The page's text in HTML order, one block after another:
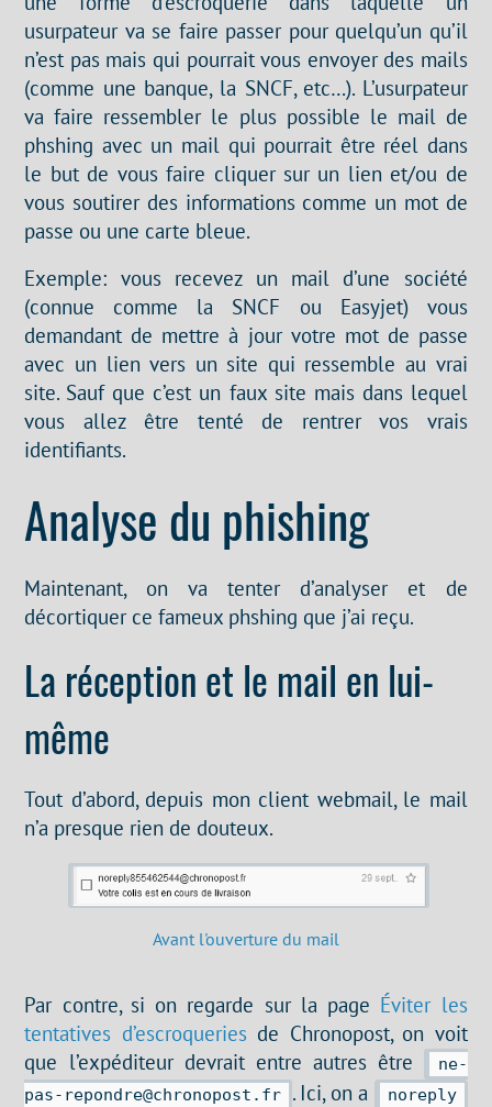
usurpateur va se faire passer pour quelqu’un qu’il
n’est pas mais qui pourrait vous envoyer des mails
(comme une banque, la SNCF, etc…). L’usurpateur
va faire ressembler le plus possible le mail de
phshing avec un mail qui pourrait être réel dans
le but de vous faire cliquer sur un lien et/ou de
vous soutirer des informations comme un mot de
passe ou une carte bleue.
Exemple: vous recevez un mail d’une société
(connue comme la SNCF ou Easyjet) vous
demandant de mettre à jour votre mot de passe
avec un lien vers un site qui ressemble au vrai
site. Sauf que c’est un faux site mais dans lequel
vous allez être tenté de rentrer vos vrais
identifiants.
Analyse du phishing
Maintenant, on va tenter d’analyser et de
décortiquer ce fameux phshing que j’ai reçu.
La réception et le mail en lui-
même
Tout d’abord, depuis mon client webmail, le mail
n’a presque rien de douteux.
Avant l'ouverture du mail
Par contre, si on regarde sur la page Éviter les
tentatives d’escroqueries de Chronopost, on voit
que l’expéditeur devrait entre autres être
ne-
pas-repondre@chronopost.fr
. Ici, on a noreply